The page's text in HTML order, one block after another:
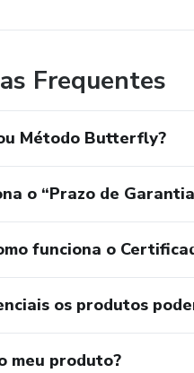
Frequentes
Método Butterfly?
o “Prazo de
funciona o
os produtos
meu produto?